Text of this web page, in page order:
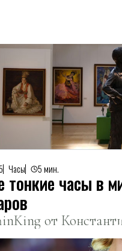
Чaсы 5 мин.
тонкие часы в
от